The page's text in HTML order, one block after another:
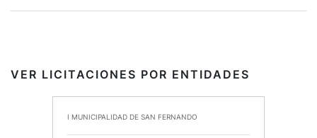
VER LICITACIONES POR ENTIDADES
I MUNICIPALIDAD DE SAN FERNANDO